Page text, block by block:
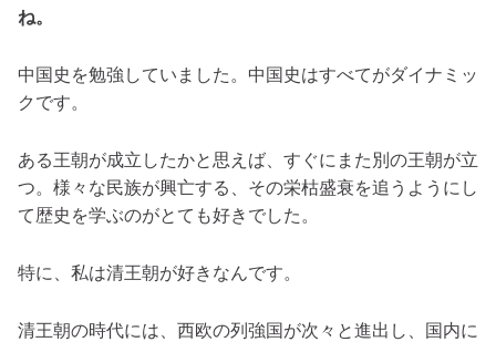
ね。
中国史を勉強していました。中国史はすべてがダイナミッ
クです。
ある王朝が成立したかと思えば、すぐにまた別の王朝が立
つ。様々な民族が興亡する、その栄枯盛衰を追うようにし
て歴史を学ぶのがとても好きでした。
特に、私は清王朝が好きなんです。
清王朝の時代には、西欧の列強国が次々と進出し、国内に